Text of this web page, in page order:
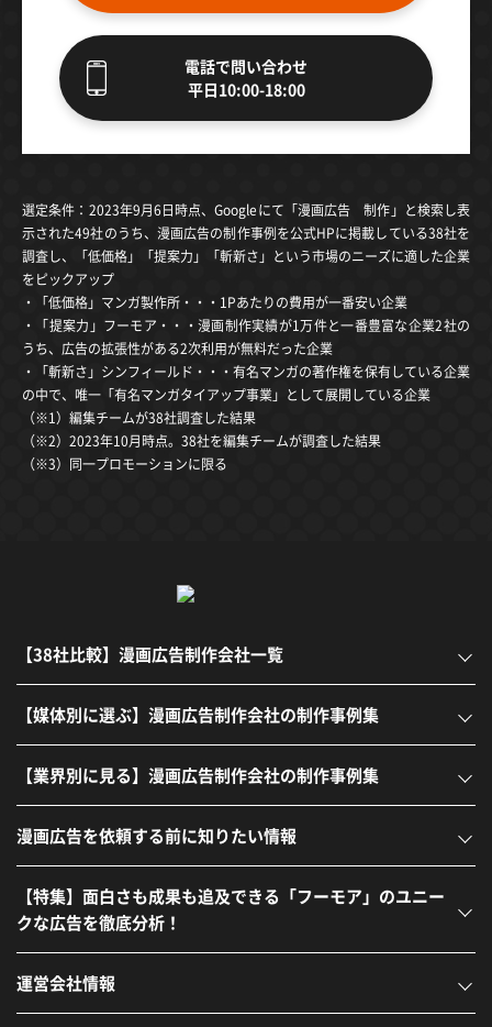
電話で問い合わせ
平日10:00-18:00
選定条件：2023年9月6日時点、Googleにて「漫画広告 制作」と検索し表
示された49社のうち、漫画広告の制作事例を公式HPに掲載している38社を
調査し、「低価格」「提案力」「斬新さ」という市場のニーズに適した企業
をピックアップ
・「低価格」マンガ製作所・・・1Pあたりの費用が一番安い企業
・「提案力」フーモア・・・漫画制作実績が1万件と一番豊富な企業2社の
うち、広告の拡張性がある2次利用が無料だった企業
・「斬新さ」シンフィールド・・・有名マンガの著作権を保有している企業
の中で、唯一「有名マンガタイアップ事業」として展開している企業
（※1）編集チームが38社調査した結果
（※2）2023年10月時点。38社を編集チームが調査した結果
（※3）同一プロモーションに限る
【38社比較】漫画広告制作会社一覧
【媒体別に選ぶ】漫画広告制作会社の制作事例集
【業界別に見る】漫画広告制作会社の制作事例集
漫画広告を依頼する前に知りたい情報
【特集】面白さも成果も追及できる「フーモア」のユニー
クな広告を徹底分析！
運営会社情報